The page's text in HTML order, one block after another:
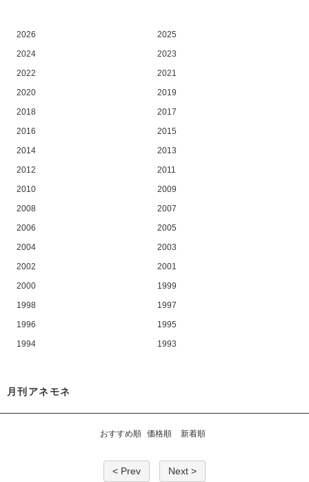
2026
2025
2024
2023
2022
2021
2020
2019
2018
2017
2016
2015
2014
2013
2012
2011
2010
2009
2008
2007
2006
2005
2004
2003
2002
2001
2000
1999
1998
1997
1996
1995
1994
1993
月刊アネモネ
おすすめ順 価格順 新着順
< Prev Next >